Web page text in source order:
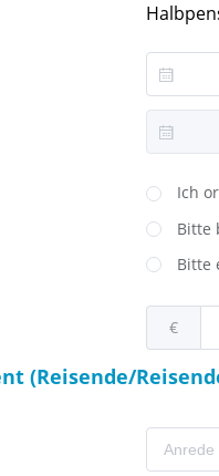
Ich
Bitte
Bitte
€
(Reisende/